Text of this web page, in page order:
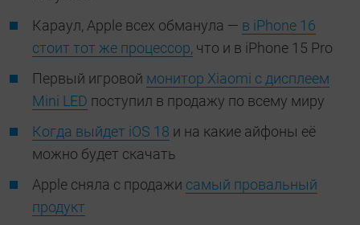
Караул, Apple всех обманула — в iPhone 16
стоит тот же процессор, что и в iPhone 15 Pro
Первый игровой монитор Xiaomi с дисплеем
Mini LED поступил в продажу по всему миру
Когда выйдет iOS 18 и на какие айфоны её
можно будет скачать
Apple сняла с продажи самый провальный
продукт